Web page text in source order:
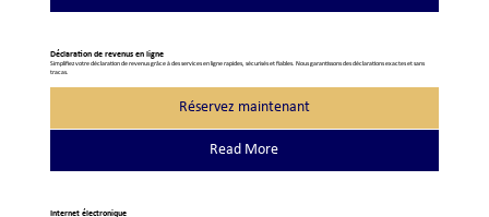
Déclaration de revenus en ligne
Simplifiez votre déclaration de revenus grâce à des services en ligne rapides, sécurisés et fiables. Nous garantissons des déclarations exactes et sans
tracas.
Réservez maintenant
Read More
Internet électronique